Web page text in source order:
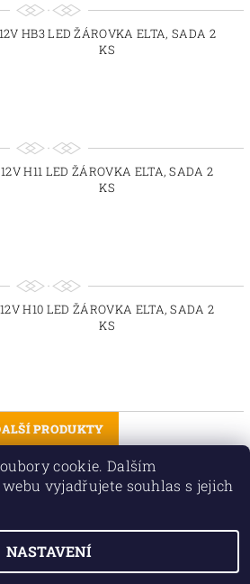
12V HB3 LED ŽÁROVKA ELTA, SADA 2
KS
12V H11 LED ŽÁROVKA ELTA, SADA 2
KS
12V H10 LED ŽÁROVKA ELTA, SADA 2
KS
PRODUKTY
1 2
spol. s r.o., všechna práva vyhrazena
cookie. Dalším
vyjadřujete souhlas s jejich
NASTAVENÍ